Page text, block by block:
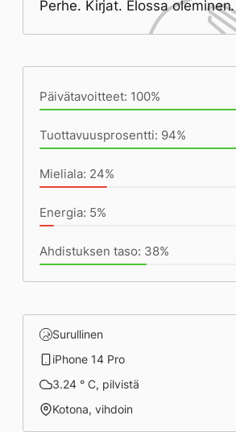
Perhe. Kirjat. Elossa oleminen.
Päivätavoitteet: 100%
Tuottavuusprosentti: 94%
Mieliala: 24%
Energia: 5%
Ahdistuksen taso: 38%
Surullinen
iPhone 14 Pro
3.24 ° C, pilvistä
Kotona, vihdoin